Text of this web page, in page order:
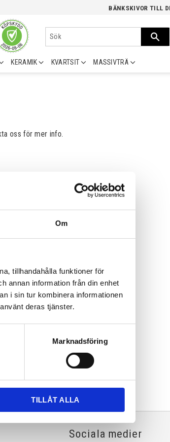
Om
tillhandahålla funktioner för
annan information från din enhet
i sin tur kombinera informationen
deras tjänster.
Marknadsföring
TILLÅT ALLA
BÄNKSKIVOR TILL
KERAMIK KVARTSIT MASSIVTRÄ
oss för mer info.
Sociala medier